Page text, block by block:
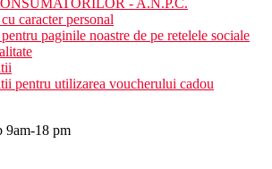
- A.N.P.C.
caracter personal
paginile noastre de pe retelele sociale
pentru utilizarea voucherului cadou
9am-18 pm